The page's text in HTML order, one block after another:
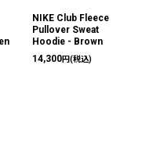
NIKE Club Fleece
Pullover Sweat
Hoodie - Brown
14,300円(税込)